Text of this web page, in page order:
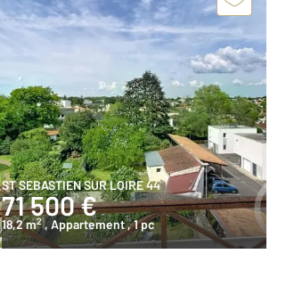
ST SEBASTIEN SUR LOIRE 44
71 500 €
18,2 m2 , Appartement, 1 pc